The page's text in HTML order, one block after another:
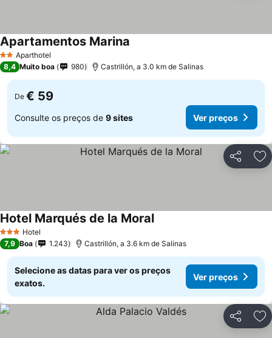
2 EstrelasAparthotel
Apartamentos Marina
8,4 Muito boa 980 Castrillón, a 3.0 km de Salinas
De € 59
Consulte os preços de 9 sites Ver preços
Partilhar
3 EstrelasHotel
Hotel Marqués de la Moral
7,9 Boa 1.243 Castrillón, a 3.6 km de Salinas
Selecione as datas para ver os preços
exatos.
Ver preços
Partilhar